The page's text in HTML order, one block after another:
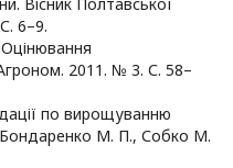
6–9.
Агроном. 2011. № 3. С. 58–
по вирощуванню
М. П., Собко М.